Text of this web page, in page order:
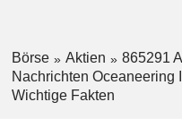
Börse Aktien
865291
Nachrichten Oceaneering
Wichtige Fakten